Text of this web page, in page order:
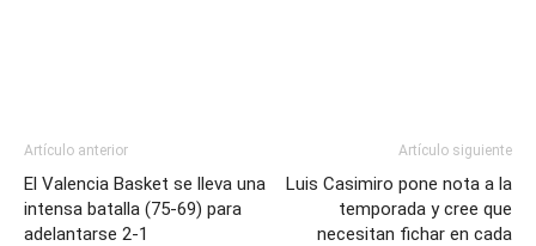
Artículo anterior
El Valencia Basket se lleva una
intensa batalla (75-69) para
adelantarse 2-1
Artículo siguiente
Luis Casimiro pone nota a la
temporada y cree que
necesitan fichar en cada